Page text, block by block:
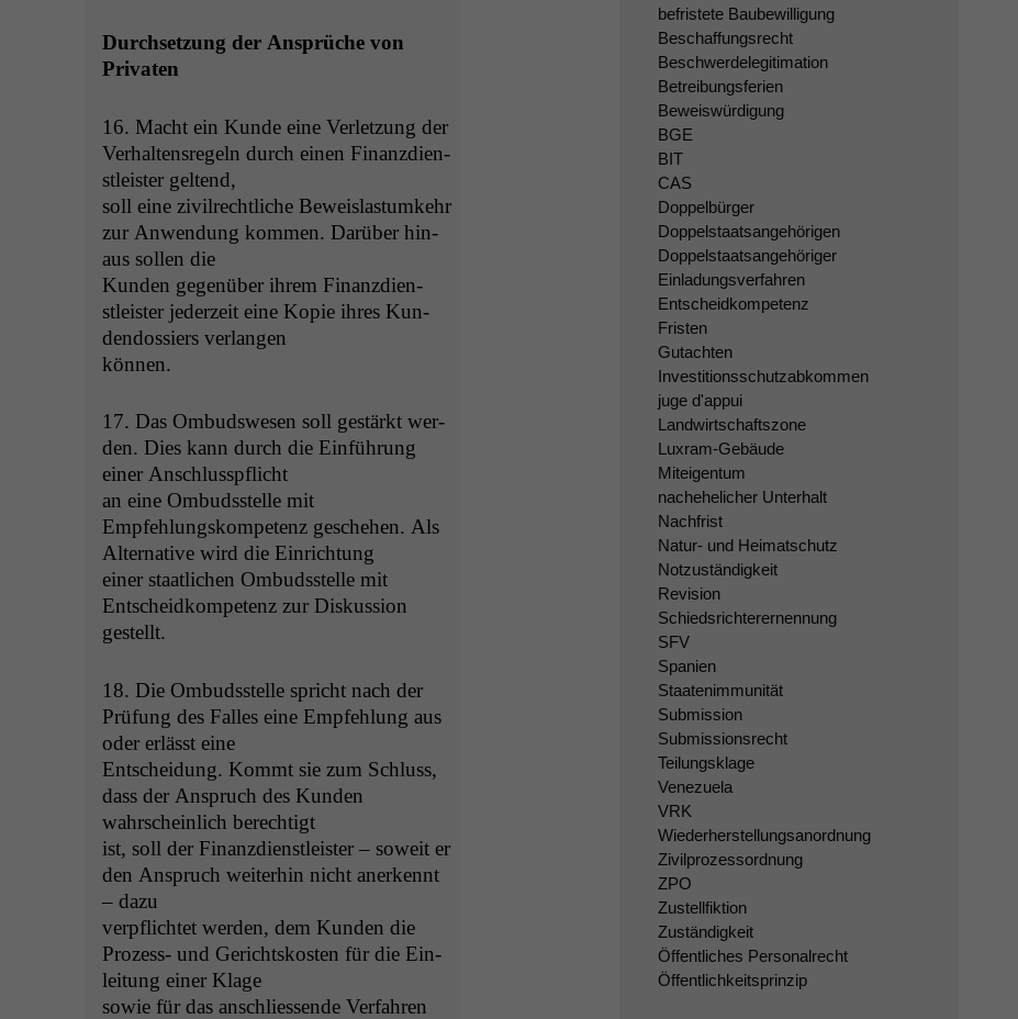
Durch­set­zung der Ansprüche von
Privaten
16. Macht ein Kunde eine Ver­let­zung der
Ver­hal­tensregeln durch einen Finanz­di­en­
stleis­ter geltend,
soll eine zivil­rechtliche Beweis­las­tumkehr
zur Anwen­dung kom­men. Darüber hin­
aus sollen die
Kun­den gegenüber ihrem Finanz­di­en­
stleis­ter jed­erzeit eine Kopie ihres Kun­
den­dossiers verlangen
können.
17. Das Ombudswe­sen soll gestärkt wer­
den. Dies kann durch die Ein­führung
ein­er Anschlusspflicht
an eine Ombudsstelle mit
Empfehlungskom­pe­tenz geschehen. Als
Alter­na­tive wird die Einrichtung
ein­er staatlichen Ombudsstelle mit
Entschei­d­kom­pe­tenz zur Diskus­sion
gestellt.
18. Die Ombudsstelle spricht nach der
Prü­fung des Fall­es eine Empfehlung aus
oder erlässt eine
Entschei­dung. Kommt sie zum Schluss,
dass der Anspruch des Kun­den
wahrschein­lich berechtigt
ist, soll der Finanz­di­en­stleis­ter – soweit er
den Anspruch weit­er­hin nicht anerken­nt
– dazu
verpflichtet wer­den, dem Kun­den die
Prozess- und Gericht­skosten für die Ein­
leitung ein­er Klage
sowie für das anschliessende Ver­fahren
befristete Baubewilligung
Beschaffungsrecht
Beschwerdelegitimation
Betreibungsferien
Beweiswürdigung
BGE
BIT
CAS
Doppelbürger
Doppelstaatsangehörigen
Doppelstaatsangehöriger
Einladungsverfahren
Entscheidkompetenz
Fristen
Gutachten
Investitionsschutzabkommen
juge d'appui
Landwirtschaftszone
Luxram-Gebäude
Miteigentum
nachehelicher Unterhalt
Nachfrist
Natur- und Heimatschutz
Notzuständigkeit
Revision
Schiedsrichterernennung
SFV
Spanien
Staatenimmunität
Submission
Submissionsrecht
Teilungsklage
Venezuela
VRK
Wiederherstellungsanordnung
Zivilprozessordnung
ZPO
Zustellfiktion
Zuständigkeit
Öffentliches Personalrecht
Öffentlichkeitsprinzip